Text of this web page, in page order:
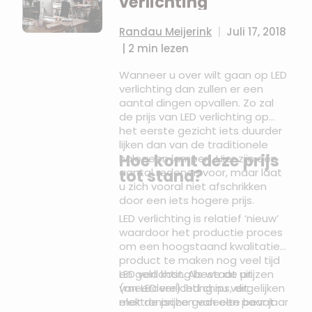
Randau Meijerink
Juli 17, 2018
2 min lezen
Wanneer u over wilt gaan op LED
verlichting dan zullen er een
aantal dingen opvallen. Zo zal
de prijs van LED verlichting op
het eerste gezicht iets duurder
lijken dan van de traditionele
halogeen lampen. Hier zijn een
aantal redenen voor, maar laat
u zich vooral niet afschrikken
door een iets hogere prijs.
Hoe komt deze prijs
tot stand?
LED verlichting is relatief ‘nieuw’
waardoor het productie proces
om een hoogstaand kwalitatief
product te maken nog veel tijd
en geld kost. Als we de prijzen
van LED verlichting nu vergelijken
met de prijzen van een paar jaar
LED verlichting bestaat uit
(meerdere) led chips, dit
elektronische gedeelte bevat